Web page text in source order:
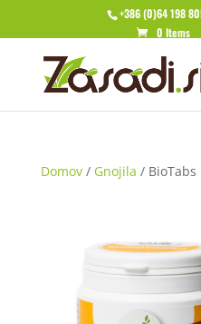
+386 (0)64 198
0 Items
Domov/ Gnojila / BioTabs